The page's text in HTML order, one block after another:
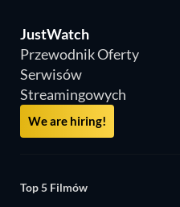
JustWatch
Przewodnik Oferty
Serwisów
Streamingowych
We are hiring!
Top 5 Filmów